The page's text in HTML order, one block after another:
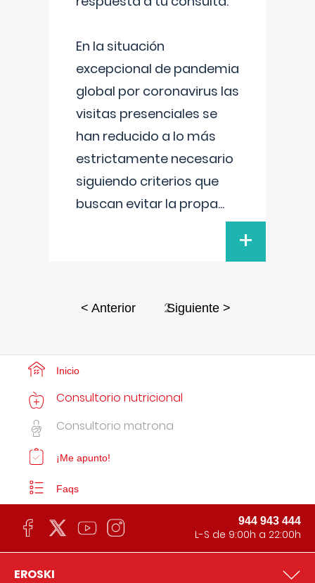
En la situación
excepcional de pandemia
global por coronavirus las
visitas presenciales se
han reducido a lo más
estrictamente necesario
siguiendo criterios que
buscan evitar la propa...
+
< Anterior 2Siguiente >
Inicio
Consultorio nutricional
Consultorio matrona
¡Me apunto!
Faqs
944 943 444
L-S de 9:00h a 22:00h
EROSKI